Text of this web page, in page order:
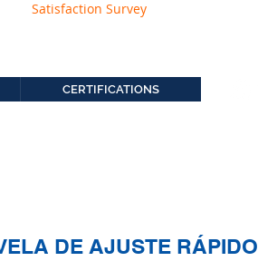
CERTIFICATIONS
Satisfaction Survey
DE AJUSTE RÁPIDO